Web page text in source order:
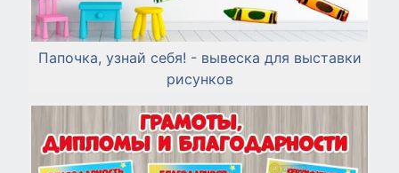
Папочка, узнай себя! - вывеска для выставки
рисунков